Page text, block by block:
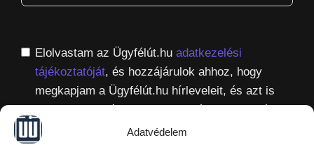
Adatvédelem
Elolvastam az Ügyfélút.hu adatkezelési
tájékoztatóját, és hozzájárulok ahhoz, hogy
megkapjam a Ügyfélút.hu hírleveleit, és azt is
iratkozni.